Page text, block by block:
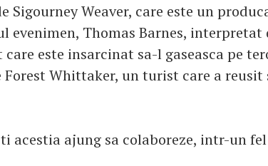
Sigourney Weaver, care este un
evenimen, Thomas Barnes, interpretat
este insarcinat sa-l gaseasca pe
Whittaker, un turist care a reusit
acestia ajung sa colaboreze, intr-un